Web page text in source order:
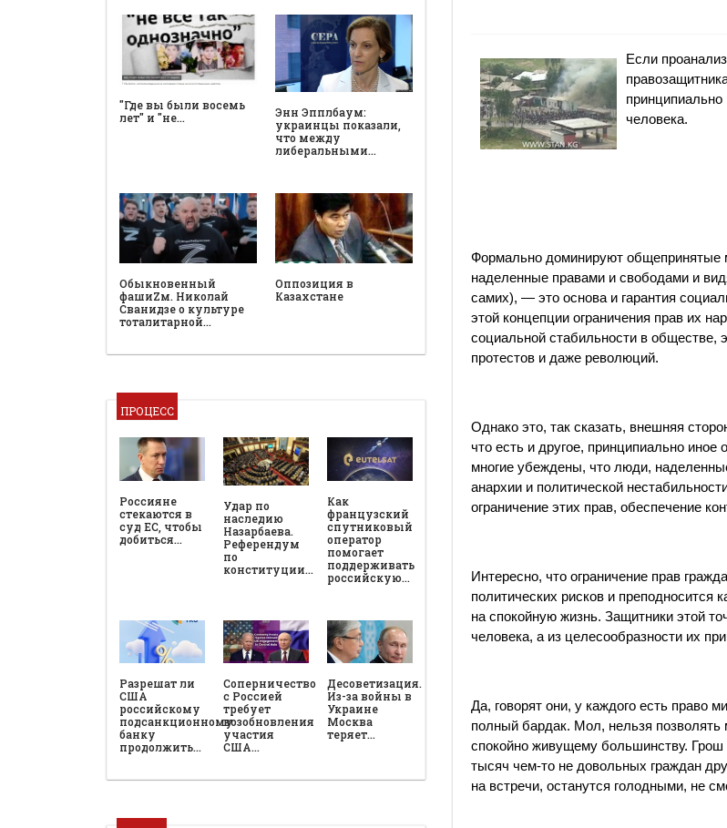
"Где вы были восемь
лет" и "не…
Энн Эпплбаум:
украинцы показали,
что между
либеральными…
Обыкновенный
фашиZм. Николай
Сванидзе о культуре
тоталитарной…
Оппозиция в
Казахстане
ПРОЦЕСС
Россияне
стекаются в
суд ЕС, чтобы
добиться…
Удар по
наследию
Назарбаева.
Референдум
по
конституции…
Как
французский
спутниковый
оператор
помогает
поддерживать
российскую…
Разрешат ли
США
российскому
подсанкционному
банку
продолжить…
Соперничество
с Россией
требует
возобновления
участия
США…
Десоветизация.
Из-за войны в
Украине
Москва
теряет…
Если
человека.
Формально доминируют общепринятые
наделенные правами и свободами и
самих), — это основа и гарантия
этой концепции ограничения прав их
социальной стабильности в обществе,
протестов и даже революций.
Однако это, так сказать, внешняя
что есть и другое, принципиально
многие убеждены, что люди,
анархии и политической
ограничение этих прав, обеспечение
Интересно, что ограничение прав
политических рисков и преподносится
на спокойную жизнь. Защитники этой
человека, а из целесообразности их
Да, говорят они, у каждого есть право
полный бардак. Мол, нельзя
спокойно живущему большинству.
тысяч чем-то не довольных граждан
на встречи, останутся голодными, не